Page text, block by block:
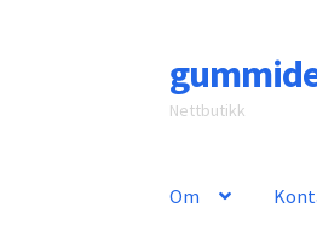
Hopp
til
navigasjon
Hopp
til
innhold
Nettbutikk
Om